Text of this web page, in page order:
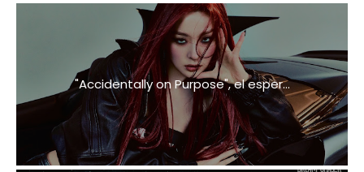
"Accidentally on Purpose", el esper...